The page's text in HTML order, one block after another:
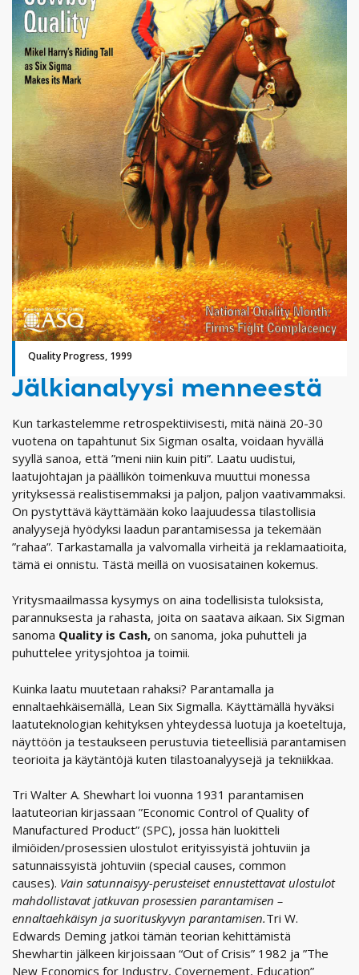
Quality Progress, 1999
Jälkianalyysi menneestä
Kun tarkastelemme retrospektiivisesti, mitä näinä 20-30
vuotena on tapahtunut Six Sigman osalta, voidaan hyvällä
syyllä sanoa, että ”meni niin kuin piti”. Laatu uudistui,
laatujohtajan ja päällikön toimenkuva muuttui monessa
yrityksessä realistisemmaksi ja paljon, paljon vaativammaksi.
On pystyttävä käyttämään koko laajuudessa tilastollisia
analyysejä hyödyksi laadun parantamisessa ja tekemään
”rahaa”. Tarkastamalla ja valvomalla virheitä ja reklamaatioita,
tämä ei onnistu. Tästä meillä on vuosisatainen kokemus.
Yritysmaailmassa kysymys on aina todellisista tuloksista,
parannuksesta ja rahasta, joita on saatava aikaan. Six Sigman
sanoma Quality is Cash, on sanoma, joka puhutteli ja
puhuttelee yritysjohtoa ja toimii.
Kuinka laatu muutetaan rahaksi? Parantamalla ja
ennaltaehkäisemällä, Lean Six Sigmalla. Käyttämällä hyväksi
laatuteknologian kehityksen yhteydessä luotuja ja koeteltuja,
näyttöön ja testaukseen perustuvia tieteellisiä parantamisen
teorioita ja käytäntöjä kuten tilastoanalyysejä ja tekniikkaa.
Tri Walter A. Shewhart loi vuonna 1931 parantamisen
laatuteorian kirjassaan ”Economic Control of Quality of
Manufactured Product” (SPC), jossa hän luokitteli
ilmiöiden/prosessien ulostulot erityissyistä johtuviin ja
satunnaissyistä johtuviin (special causes, common
causes). Vain satunnaisyy-perusteiset ennustettavat ulostulot
mahdollistavat jatkuvan prosessien parantamisen –
ennaltaehkäisyn ja suorituskyvyn parantamisen.Tri W.
Edwards Deming jatkoi tämän teorian kehittämistä
Shewhartin jälkeen kirjoissaan “Out of Crisis” 1982 ja ”The
New Economics for Industry, Covernement, Education”